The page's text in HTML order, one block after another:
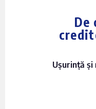
De
Ușurință